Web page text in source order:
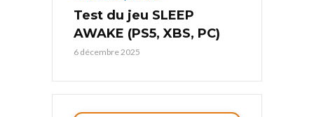
Test du jeu SLEEP
AWAKE (PS5, XBS, PC)
6 décembre 2025